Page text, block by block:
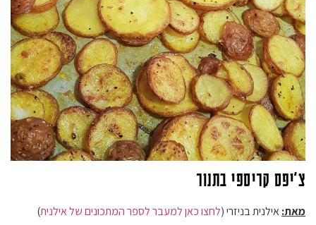
צ'יפס קריספי בתנור
מאת:אילנית בניזרי (לחצו כאן למעבר לספר המתכונים של אילנית)